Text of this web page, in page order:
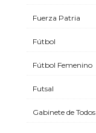
Fuerza Patria
Fútbol
Fútbol Femenino
Futsal
Gabinete de Todos